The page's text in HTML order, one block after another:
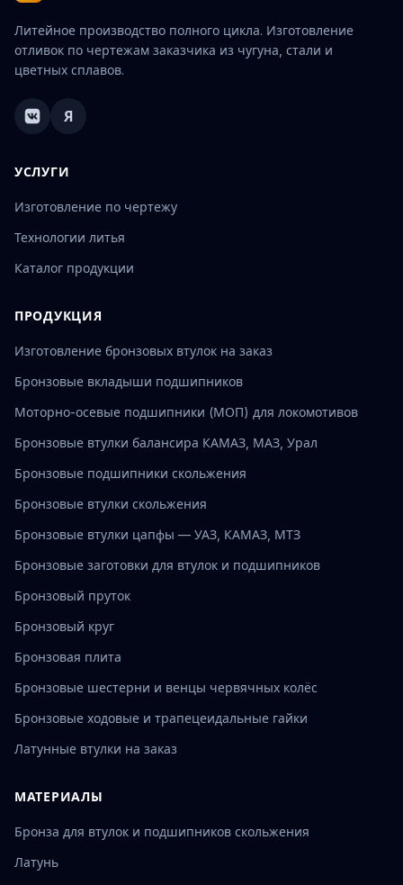
Литейное производство полного цикла. Изготовление
отливок по чертежам заказчика из чугуна, стали и
цветных сплавов.
Я
УСЛУГИ
Изготовление по чертежу
Технологии литья
Каталог продукции
ПРОДУКЦИЯ
Изготовление бронзовых втулок на заказ
Бронзовые вкладыши подшипников
Моторно-осевые подшипники (МОП) для локомотивов
Бронзовые втулки балансира КАМАЗ, МАЗ, Урал
Бронзовые подшипники скольжения
Бронзовые втулки скольжения
Бронзовые втулки цапфы — УАЗ, КАМАЗ, МТЗ
Бронзовые заготовки для втулок и подшипников
Бронзовый пруток
Бронзовый круг
Бронзовая плита
Бронзовые шестерни и венцы червячных колёс
Бронзовые ходовые и трапецеидальные гайки
Латунные втулки на заказ
МАТЕРИАЛЫ
Бронза для втулок и подшипников скольжения
Латунь